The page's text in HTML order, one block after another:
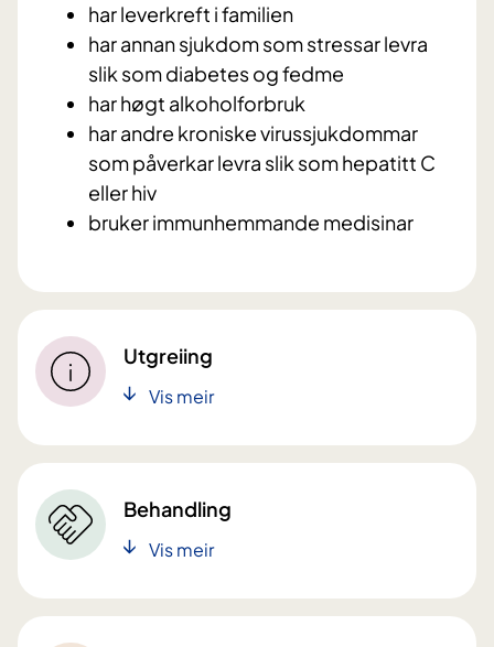
har leverkreft i familien
har annan sjukdom som stressar levra
slik som diabetes og fedme
har høgt alkoholforbruk
har andre kroniske virussjukdommar
som påverkar levra slik som hepatitt C
eller hiv
bruker immunhemmande medisinar
Utgreiing
Vis meir
Behandling
Vis meir